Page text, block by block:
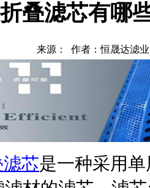
叠滤芯有哪
来源： 作者：恒晟达滤业
芯是一种采用